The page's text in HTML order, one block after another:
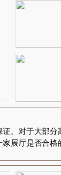
。对于大部分
展厅是否合格